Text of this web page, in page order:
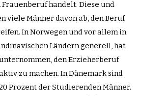
Frauenberuf handelt. Diese und
viele Männer davon ab, den Beruf
In Norwegen und vor allem in
Ländern generell, hat
den Erzieherberuf
zu machen. In Dänemark sind
Prozent der Studierenden Männer.